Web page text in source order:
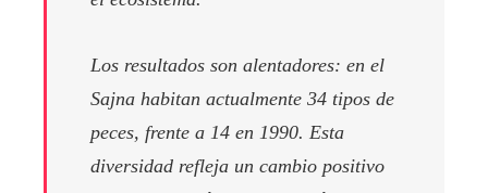
Los resultados son alentadores: en el
Sajna habitan actualmente 34 tipos de
peces, frente a 14 en 1990. Esta
diversidad refleja un cambio positivo